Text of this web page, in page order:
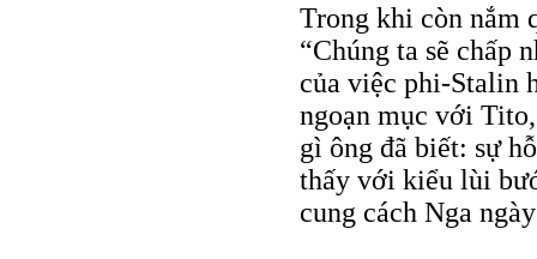
Trong khi còn nắm
“Chúng ta sẽ chấp
của việc phi-Stalin
ngoạn mục với
gì ông đã biết: sự
thấy với kiểu lùi
cung cách Nga